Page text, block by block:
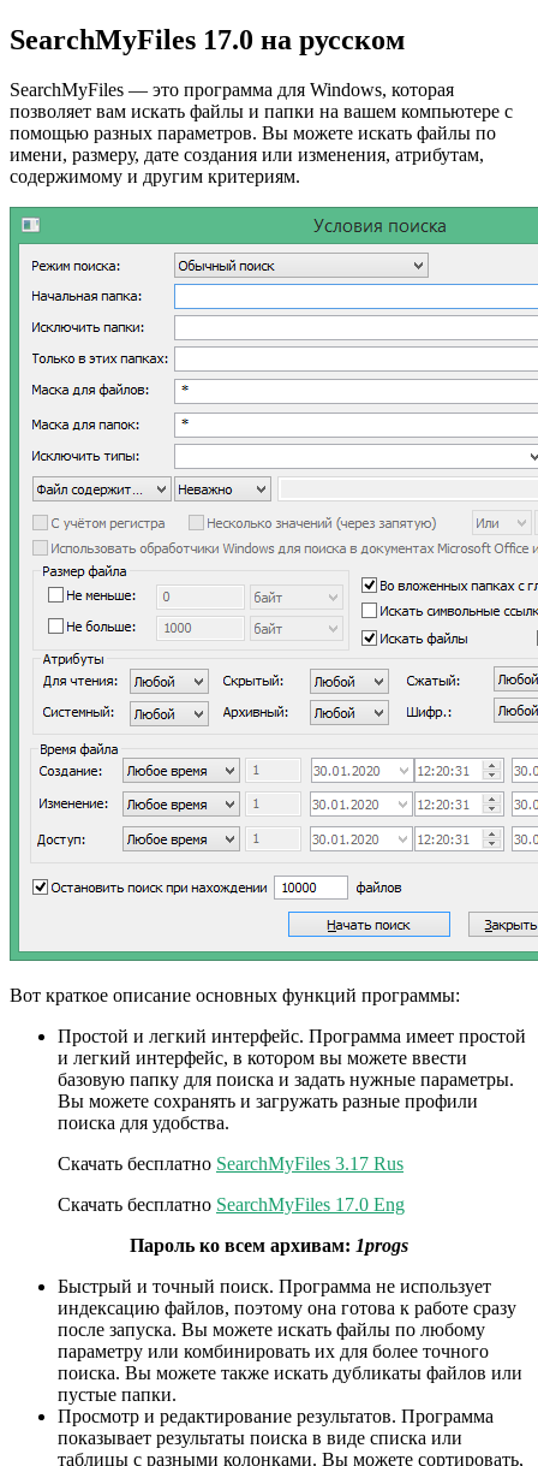
SearchMyFiles 17.0 на русском
SearchMyFiles — это программа для Windows, которая
позволяет вам искать файлы и папки на вашем компьютере с
помощью разных параметров. Вы можете искать файлы по
имени, размеру, дате создания или изменения, атрибутам,
содержимому и другим критериям.
Вот краткое описание основных функций программы:
Простой и легкий интерфейс. Программа имеет простой
и легкий интерфейс, в котором вы можете ввести
базовую папку для поиска и задать нужные параметры.
Вы можете сохранять и загружать разные профили
поиска для удобства.
Скачать бесплатно SearchMyFiles 3.17 Rus
Скачать бесплатно SearchMyFiles 17.0 Eng
Пароль ко всем архивам: 1progs
Быстрый и точный поиск. Программа не использует
индексацию файлов, поэтому она готова к работе сразу
после запуска. Вы можете искать файлы по любому
параметру или комбинировать их для более точного
поиска. Вы можете также искать дубликаты файлов или
пустые папки.
Просмотр и редактирование результатов. Программа
показывает результаты поиска в виде списка или
таблицы с разными колонками. Вы можете сортировать,